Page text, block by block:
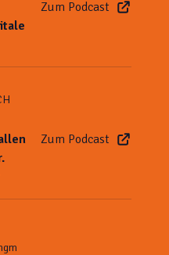
Zum Podcast
Zum Podcast